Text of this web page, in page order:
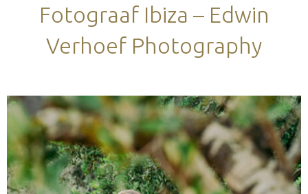
Fotograaf Ibiza – Edwin
Verhoef Photography